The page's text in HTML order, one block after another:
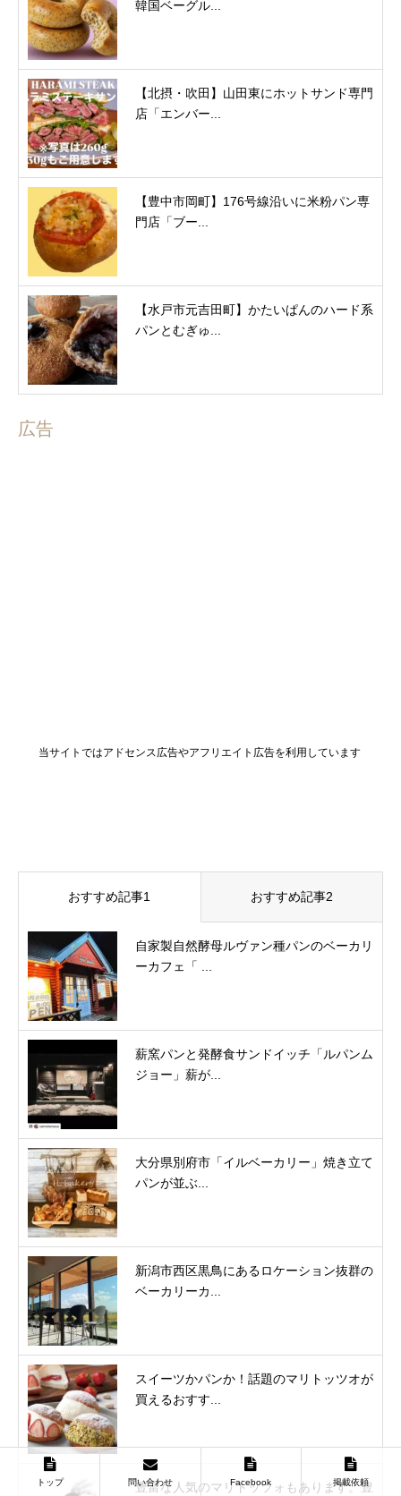
韓国ベーグル...
【北摂・吹田】山田東にホットサンド専門
店「エンバー...
【豊中市岡町】176号線沿いに米粉パン専
門店「ブー...
【水戸市元吉田町】かたいぱんのハード系
パンとむぎゅ...
広告
当サイトではアドセンス広告やアフリエイト広告を利用しています
おすすめ記事1 おすすめ記事2
自家製自然酵母ルヴァン種パンのベーカリ
ーカフェ「 ...
薪窯パンと発酵食サンドイッチ「ルパンム
ジョー」薪が...
大分県別府市「イルベーカリー」焼き立て
パンが並ぶ...
新潟市西区黒鳥にあるロケーション抜群の
ベーカリーカ...
スイーツかパンか！話題のマリトッツオが
買えるおすす...
豊富な人気のマリトッツォもあります。豊
トップ 問い合わせ Facebook 掲載依頼